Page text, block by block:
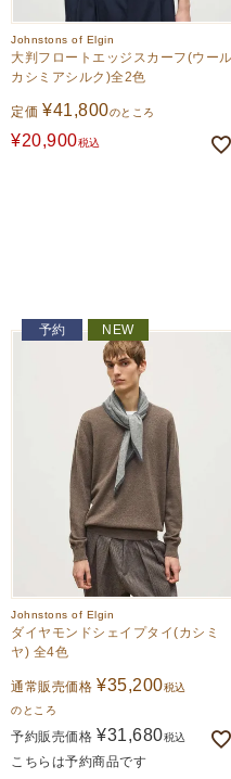
Johnstons of Elgin
大判フロートエッジスカーフ(ウール
カシミアシルク)全2色
定価 ¥41,800のところ
¥20,900税込
予約 NEW
Johnstons of Elgin
ダイヤモンドシェイプタイ(カシミ
ヤ) 全4色
通常販売価格 ¥35,200税込
のところ
予約販売価格 ¥31,680税込
こちらは予約商品です